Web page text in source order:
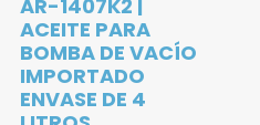
AR-1407K2 |
ACEITE PARA
BOMBA DE VACÍO
IMPORTADO
ENVASE DE 4